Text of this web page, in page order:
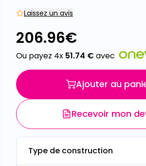
Laissez un avis
206.96€
Ou payez 4x 51.74 € avec
Ajouter au
Recevoir mon
Type de construction